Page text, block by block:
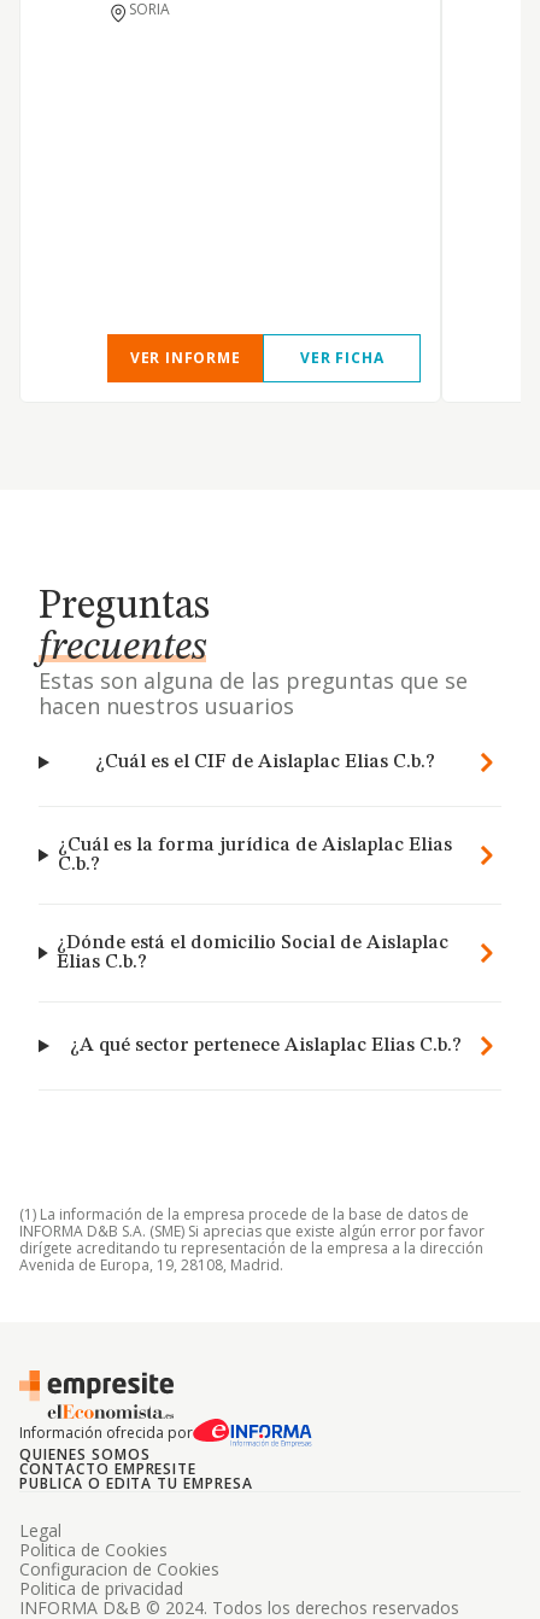
SORIA
VER INFORME VER FICHA
Preguntas
frecuentes
Estas son alguna de las preguntas que se
hacen nuestros usuarios
¿Cuál es el CIF de Aislaplac Elias C.b.?
¿Cuál es la forma jurídica de Aislaplac Elias
C.b.?
¿Dónde está el domicilio Social de Aislaplac
Elias C.b.?
¿A qué sector pertenece Aislaplac Elias C.b.?
(1) La información de la empresa procede de la base de datos de
INFORMA D&B S.A. (SME) Si aprecias que existe algún error por favor
dirígete acreditando tu representación de la empresa a la dirección
Avenida de Europa, 19, 28108, Madrid.
Información ofrecida por
QUIENES SOMOS
CONTACTO EMPRESITE
PUBLICA O EDITA TU EMPRESA
INFORMA D&B © 2024. Todos los derechos reservados
Legal
Politica de Cookies
Configuracion de Cookies
Politica de privacidad